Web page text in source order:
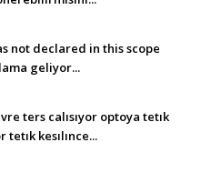
not declared in this scope
geliyor...
ters calısıyor optoya tetık
kesılınce...